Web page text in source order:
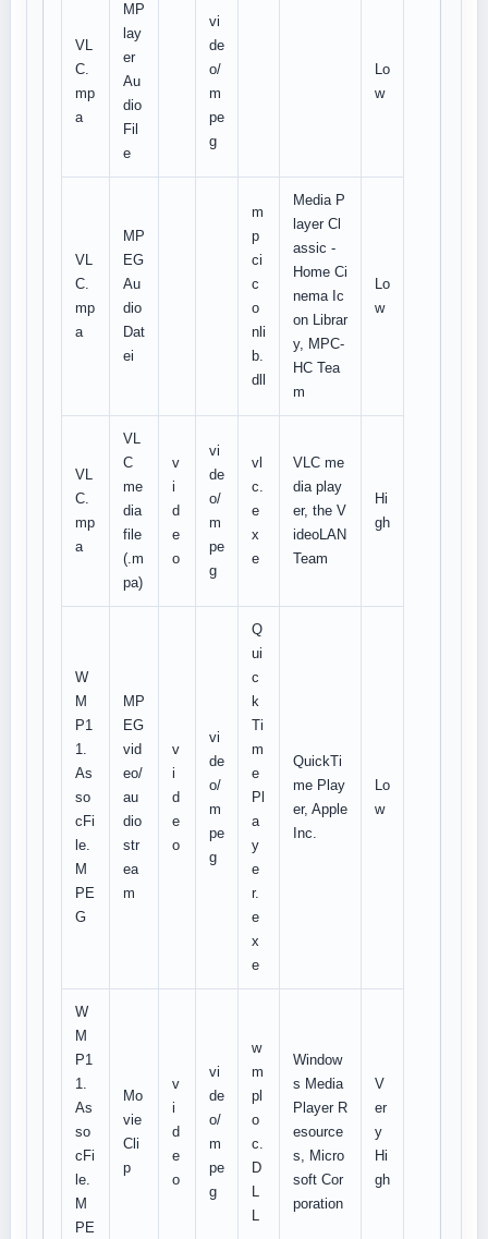
VL
C.
mp
a
MP
lay
er
Au
dio
Fil
e
vi
de
o/
m
pe
g
Lo
w
VL
C.
mp
a
MP
EG
Au
dio
Dat
ei
m
p
ci
c
o
nli
b.
dll
Media P
layer Cl
assic -
Home Ci
nema Ic
on Librar
y, MPC-
HC Tea
m
Lo
w
VL
C.
mp
a
VL
C
me
dia
file
(.m
pa)
v
i
d
e
o
vi
de
o/
m
pe
g
vl
c.
e
x
e
VLC me
dia play
er, the V
ideoLAN
Team
Hi
gh
W
M
P1
1.
As
so
cFi
le.
M
PE
G
MP
EG
vid
eo/
au
dio
str
ea
m
v
i
d
e
o
vi
de
o/
m
pe
g
Q
ui
c
k
Ti
m
e
Pl
a
y
e
r.
e
x
e
QuickTi
me Play
er, Apple
Inc.
Lo
w
W
M
P1
1.
As
so
cFi
le.
M
PE
Mo
vie
Cli
p
v
i
d
e
o
vi
de
o/
m
pe
g
w
m
pl
o
c.
D
L
L
Window
s Media
Player R
esource
s, Micro
soft Cor
poration
V
er
y
Hi
gh